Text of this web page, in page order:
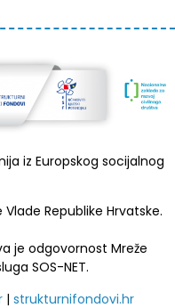
iz Europskog socijalnog
Republike Hrvatske.
je odgovornost Mreže
SOS-NET.
| strukturnifondovi.hr